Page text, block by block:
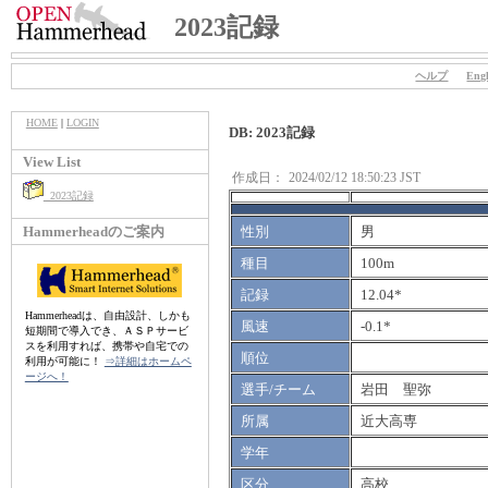
2023記録
ヘルプ
HOME| LOGIN
View List
2023記録
Hammerheadのご案内
Hammerheadは、自由設計、しかも
短期間で導入でき、ＡＳＰサービ
スを利用すれば、携帯や自宅での
利用が可能に！
⇒詳細はホームペ
ージへ！
DB: 2023記録
作成日： 2024/02/12 18:50:23 JST
性別
男
種目
100m
記録
12.04*
風速
-0.1*
順位
選手/チーム
岩田 聖弥
所属
近大高専
学年
区分
高校